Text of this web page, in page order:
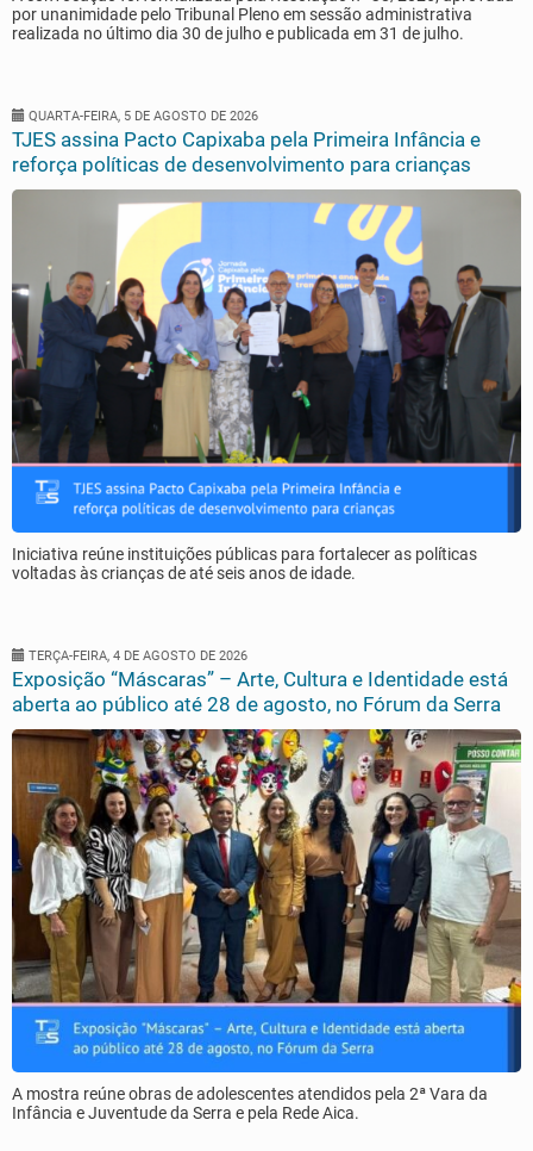
por unanimidade pelo Tribunal Pleno em sessão administrativa
realizada no último dia 30 de julho e publicada em 31 de julho.
QUARTA-FEIRA, 5 DE AGOSTO DE 2026
TJES assina Pacto Capixaba pela Primeira Infância e
reforça políticas de desenvolvimento para crianças
Iniciativa reúne instituições públicas para fortalecer as políticas
voltadas às crianças de até seis anos de idade.
TERÇA-FEIRA, 4 DE AGOSTO DE 2026
Exposição “Máscaras” – Arte, Cultura e Identidade está
aberta ao público até 28 de agosto, no Fórum da Serra
A mostra reúne obras de adolescentes atendidos pela 2ª Vara da
Infância e Juventude da Serra e pela Rede Aica.